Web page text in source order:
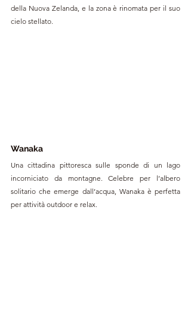
della Nuova Zelanda, e la zona è rinomata per il suo
cielo stellato.
Wanaka
Una cittadina pittoresca sulle sponde di un lago
incorniciato da montagne. Celebre per l’albero
solitario che emerge dall’acqua, Wanaka è perfetta
per attività outdoor e relax.